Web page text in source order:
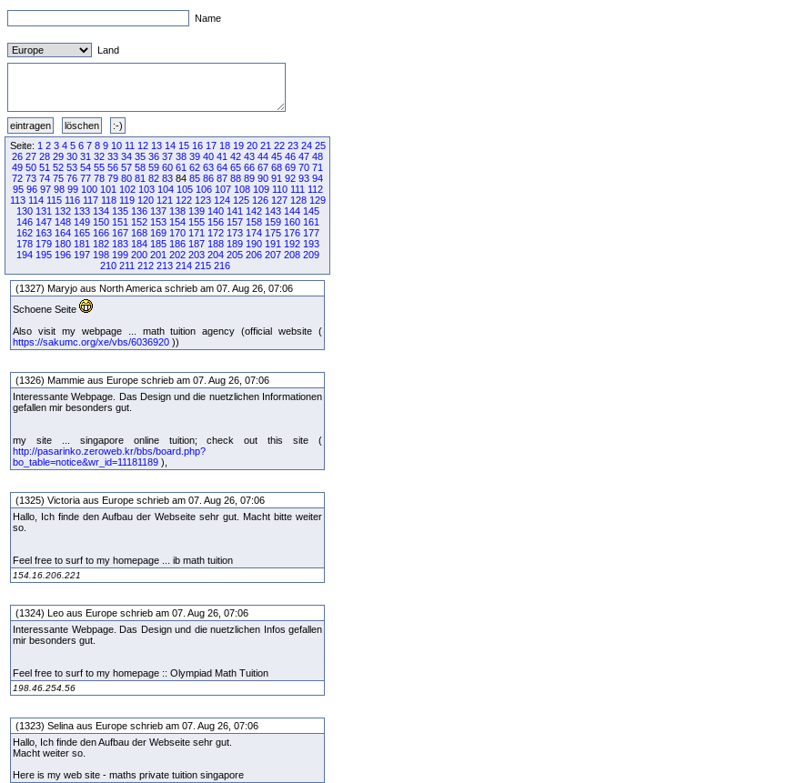
Name
Land
Seite: 1 2 3 4 5 6 7 8 9 10 11 12 13 14 15 16 17 18 19 20 21 22 23 24 25
26 27 28 29 30 31 32 33 34 35 36 37 38 39 40 41 42 43 44 45 46 47 48
49 50 51 52 53 54 55 56 57 58 59 60 61 62 63 64 65 66 67 68 69 70 71
72 73 74 75 76 77 78 79 80 81 82 83 84 85 86 87 88 89 90 91 92 93 94
95 96 97 98 99 100 101 102 103 104 105 106 107 108 109 110 111 112
113 114 115 116 117 118 119 120 121 122 123 124 125 126 127 128 129
130 131 132 133 134 135 136 137 138 139 140 141 142 143 144 145
146 147 148 149 150 151 152 153 154 155 156 157 158 159 160 161
162 163 164 165 166 167 168 169 170 171 172 173 174 175 176 177
178 179 180 181 182 183 184 185 186 187 188 189 190 191 192 193
194 195 196 197 198 199 200 201 202 203 204 205 206 207 208 209
210 211 212 213 214 215 216
(1327) Maryjo aus North America schrieb am 07. Aug 26, 07:06
Schoene Seite
Also visit my webpage ... math tuition agency (official website (
https://sakumc.org/xe/vbs/6036920 ))
(1326) Mammie aus Europe schrieb am 07. Aug 26, 07:06
Interessante Webpage. Das Design und die nuetzlichen Informationen
gefallen mir besonders gut.
my site ... singapore online tuition; check out this site (
http://pasarinko.zeroweb.kr/bbs/board.php?
bo_table=notice&wr_id=11181189 ),
(1325) Victoria aus Europe schrieb am 07. Aug 26, 07:06
Hallo, Ich finde den Aufbau der Webseite sehr gut. Macht bitte weiter
so.
Feel free to surf to my homepage ... ib math tuition
154.16.206.221
(1324) Leo aus Europe schrieb am 07. Aug 26, 07:06
Interessante Webpage. Das Design und die nuetzlichen Infos gefallen
mir besonders gut.
Feel free to surf to my homepage :: Olympiad Math Tuition
198.46.254.56
(1323) Selina aus Europe schrieb am 07. Aug 26, 07:06
Hallo, Ich finde den Aufbau der Webseite sehr gut.
Macht weiter so.
Here is my web site - maths private tuition singapore